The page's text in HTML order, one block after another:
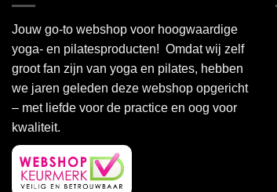
Deze
optie
kan
gekozen
worden
op
de
productpagina
Jouw go-to webshop voor hoogwaardige
yoga- en pilatesproducten! Omdat wij zelf
groot fan zijn van yoga en pilates, hebben
we jaren geleden deze webshop opgericht
– met liefde voor de practice en oog voor
kwaliteit.